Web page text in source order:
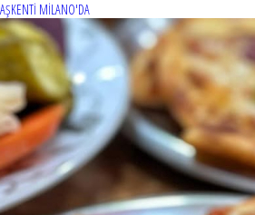
MİLANO'DA